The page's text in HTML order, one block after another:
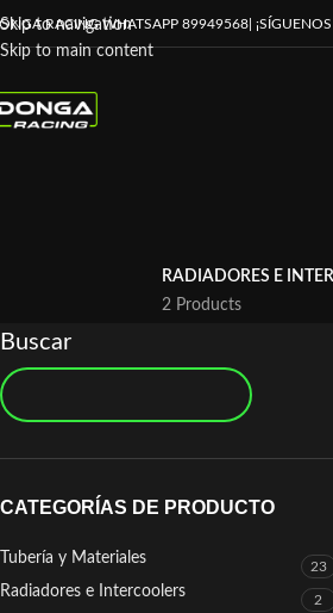
Skip to navigation
Skip to main content
RACING WHATSAPP 89949568 |
RADIADORES E
2 Products
Buscar
CATEGORÍAS DE PRODUCTO
Tubería y Materiales 23
Radiadores e Intercoolers 2